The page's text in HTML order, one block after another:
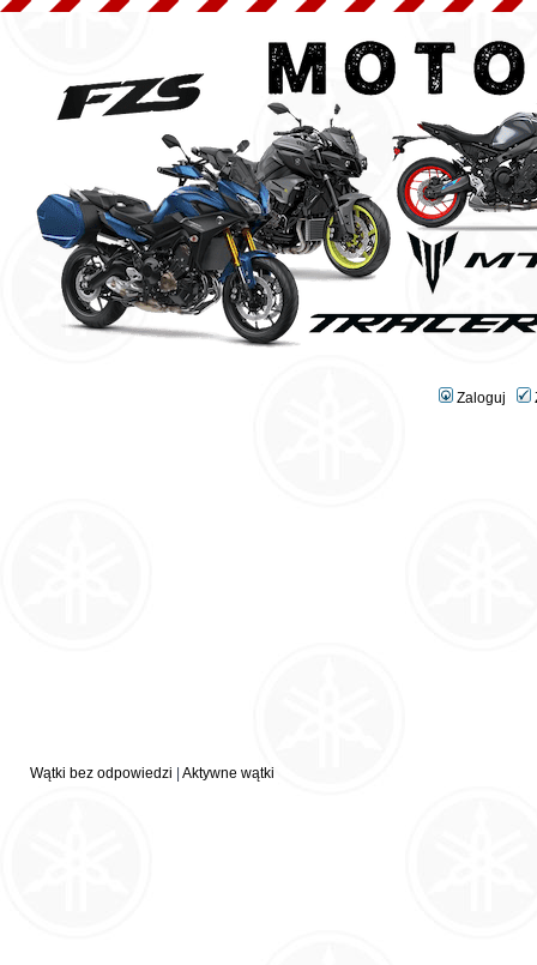
Zaloguj
Wątki bez odpowiedzi Aktywne wątki